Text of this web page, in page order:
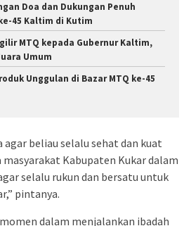
Doa dan Dukungan Penuh
45 Kaltim di Kutim
MTQ kepada Gubernur Kaltim,
Umum
Unggulan di Bazar MTQ ke-45
agar beliau selalu sehat dan kuat
Kabupaten Kukar dalam
selalu rukun dan bersatu untuk
pintanya.
dalam menjalankan ibadah